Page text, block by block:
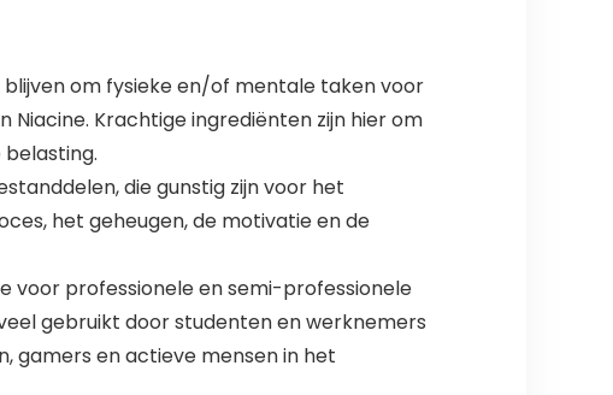
blijven om fysieke en/of mentale taken voor
Krachtige ingrediënten zijn hier om
die gunstig zijn voor het
het geheugen, de motivatie en de
voor professionele en semi-professionele
gebruikt door studenten en werknemers
gamers en actieve mensen in het